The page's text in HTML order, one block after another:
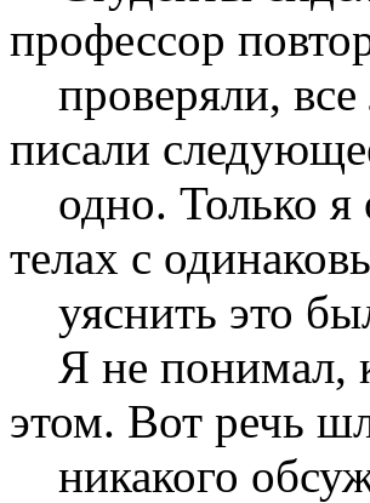
профессор
проверяли, все
писали
одно. Только я
телах с
уяснить это
Я не понимал,
этом. Вот речь
никакого